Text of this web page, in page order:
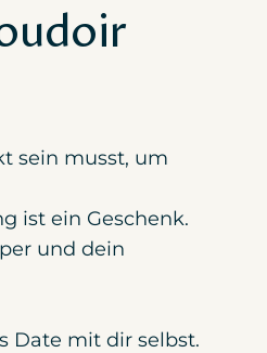
sein musst, um
ist ein Geschenk.
und dein
Date mit dir selbst.